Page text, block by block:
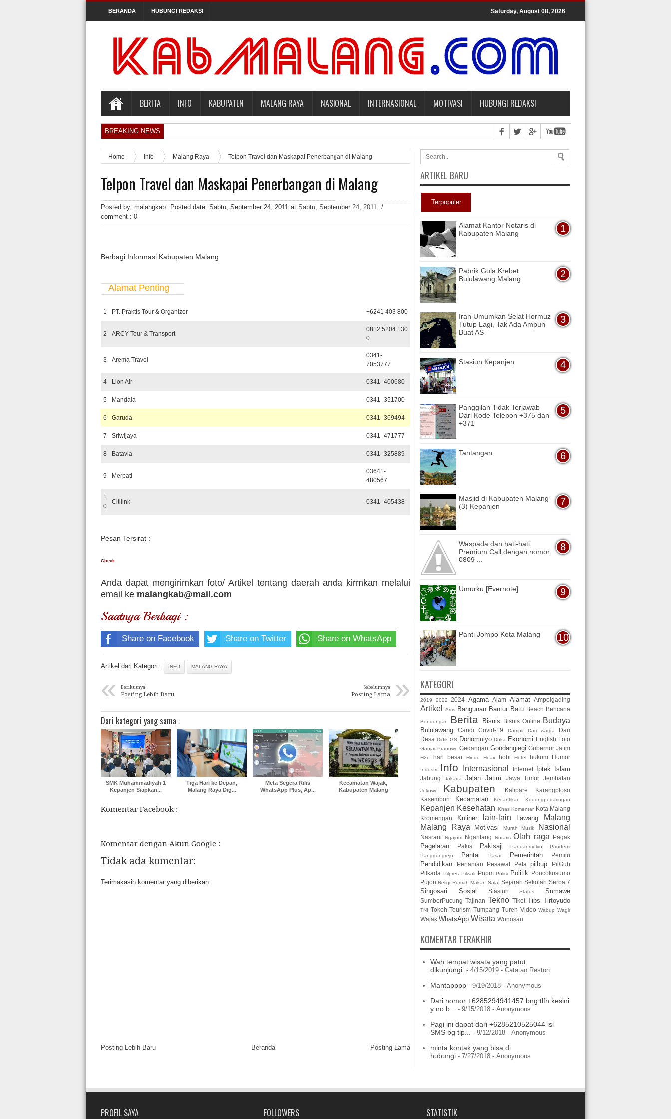
BERANDA HUBUNGI REDAKSI Saturday, August 08, 2026
BERITA INFO KABUPATEN MALANG RAYA NASIONAL INTERNASIONAL MOTIVASI HUBUNGI REDAKSI
BREAKING NEWS
Sidang Pra Peradilan Roy Suryo
KPK Periksa Mantan Stafsus Menag Gus Yaqut terkait Kasus Kuota Haji [sindonews.com]
Hakim Kabulkan Sebagian Gugatan Praperadilan Roy Suryo [news.detik]
Home Info Malang Raya Telpon Travel dan Maskapai Penerbangan di Malang
Telpon Travel dan Maskapai Penerbangan di Malang
Posted by: malangkab Posted date: Sabtu, September 24, 2011 at Sabtu, September 24, 2011 /
comment : 0
Berbagi Informasi Kabupaten Malang
Alamat Penting
1 PT. Praktis Tour & Organizer +6241 403 800
2 ARCY Tour & Transport
0812.5204.130
0
3 Arema Travel
0341-
7053777
4 Lion Air 0341- 400680
5 Mandala 0341- 351700
6 Garuda 0341- 369494
7 Sriwijaya 0341- 471777
8 Batavia 0341- 325889
9 Merpati
03641-
480567
1
0
Citilink 0341- 405438
Pesan Tersirat :
Check
Anda dapat mengirimkan foto/ Artikel tentang daerah anda kirmkan melalui
email ke malangkab@mail.com
Saatnya Berbagi :
Share on Facebook Share on Twitter Share on WhatsApp
Artikel dari Kategori : INFO MALANG RAYA
« Berikutnya
Posting Lebih Baru »
Sebelumnya
Posting Lama
Dari kategori yang sama :
SMK Muhammadiyah 1
Kepanjen Siapkan...
Tiga Hari ke Depan,
Malang Raya Dig...
Meta Segera Rilis
WhatsApp Plus, Ap...
Kecamatan Wajak,
Kabupaten Malang
Komentar Facebook :
Komentar dengan Akun Google :
Tidak ada komentar:
Terimakasih komentar yang diberikan
Posting Lebih Baru Posting Lama
Beranda
ARTIKEL BARU
Terpopuler
Alamat Kantor Notaris di
Kabupaten Malang
Pabrik Gula Krebet
Bululawang Malang
Iran Umumkan Selat Hormuz
Tutup Lagi, Tak Ada Ampun
Buat AS
Stasiun Kepanjen
Panggilan Tidak Terjawab
Dari Kode Telepon +375 dan
+371
Tantangan
Masjid di Kabupaten Malang
(3) Kepanjen
Waspada dan hati-hati
Premium Call dengan nomor
0809 ...
Umurku [Evernote]
Panti Jompo Kota Malang
KATEGORI
2019 2022 2024 Agama Alam Alamat Ampelgading
Artikel Artis Bangunan Bantur Batu Beach Bencana
Bendungan Berita Bisnis Bisnis Online Budaya
Bululawang Candi Covid-19 Dampit Dari warga
Dau
Desa Didik GS Donomulyo Duka Ekonomi English Foto
Ganjar Pranowo Gedangan Gondanglegi Gubernur Jatim
H2o hari besar Hindu Hoax hobi Hotel hukum Humor
Industri Info Internasional Internet Iptek Islam
Jabung Jakarta Jalan Jatim Jawa Timur Jembatan
Jokowi Kabupaten Kalipare
Karangploso
Kasembon
Kecamatan Kecantikan Kedungpedaringan
Kepanjen Kesehatan Khas Komentar Kota Malang
Kromengan
Kuliner lain-lain Lawang
Malang
Malang Raya
Motivasi Murah Musik Nasional
Nasrani Ngajum Ngantang Notaris Olah raga Pagak
Pagelaran Pakis Pakisaji Pandanmulyo
Pandemi
Panggungrejo
Pantai Pasar Pemerintah Pemilu
Pendidikan Pertanian Pesawat Peta pilbup
PilGub
Pilkada Pilpres Pilwali Pnpm Polisi Politik
Poncokusumo
Pujon Religi Rumah Makan Salaf Sejarah Sekolah Serba 7
Singosari Sosial Stasiun Status Sumawe
SumberPucung Tajinan Tekno Tiket Tips Tirtoyudo
TNI Tokoh Tourism Tumpang Turen Video Wabup Wagir
Wajak WhatsApp Wisata Wonosari
KOMENTAR TERAKHIR
Wah tempat wisata yang patut
dikunjungi. - 4/15/2019 - Catatan Reston
Mantapppp - 9/19/2018 - Anonymous
Dari nomor +6285294941457 bng tlfn kesini
y no b...
- 9/15/2018 - Anonymous
Pagi ini dapat dari +6285210525044 isi
SMS bg tlp...
- 9/12/2018 - Anonymous
minta kontak yang bisa di
hubungi - 7/27/2018 - Anonymous
PROFIL SAYA FOLLOWERS STATISTIK